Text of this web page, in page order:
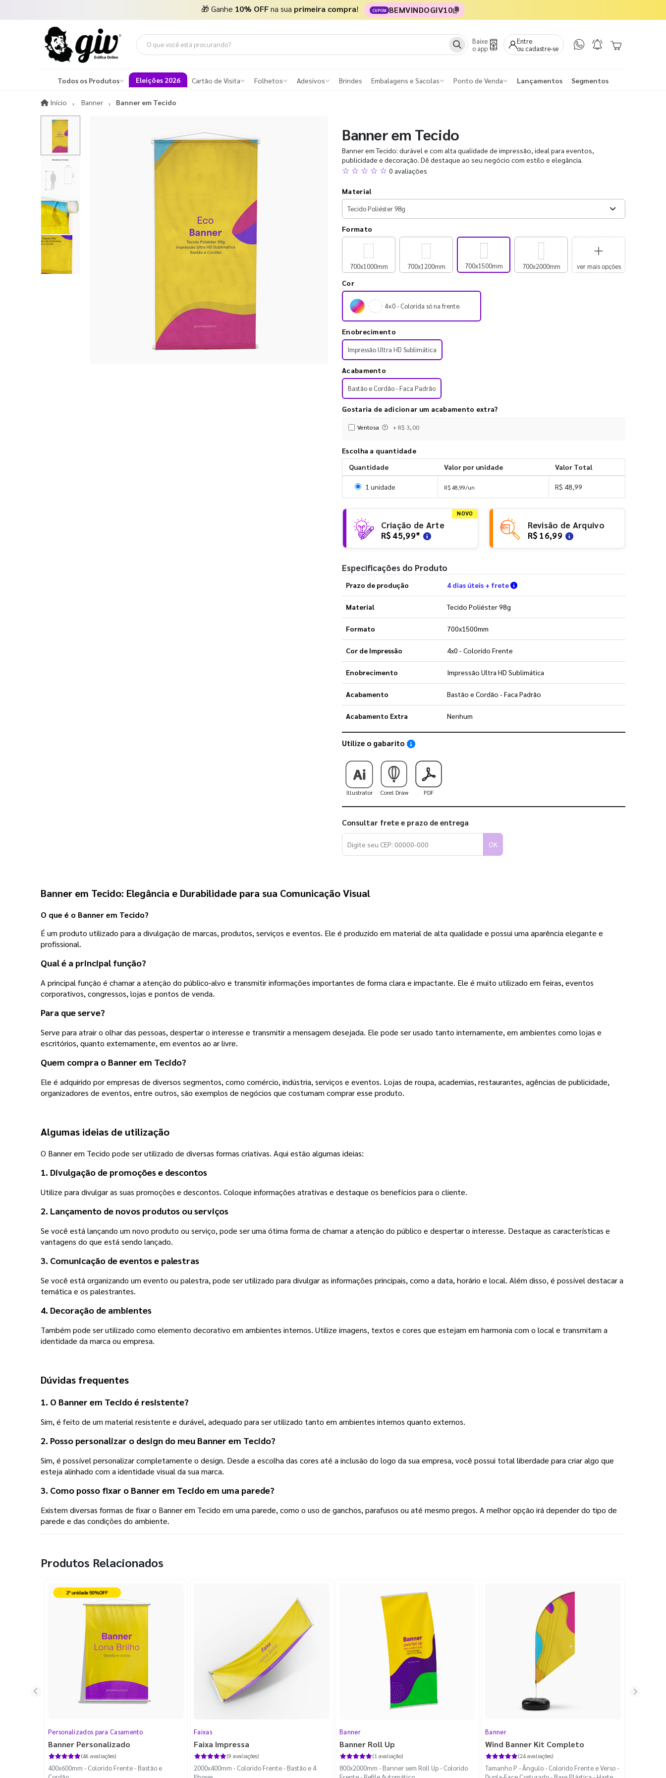
🎁 Ganhe 10% OFFna sua primeira compra! CUPOM BEMVINDOGIV10
Baixe
o app
Entre
ou cadastre-se
Todos os Produtos Eleições 2026 Cartão de Visita Folhetos Adesivos Brindes Embalagens e Sacolas Ponto de Venda Lançamentos Segmentos
Início InícioBanner Banner em Tecido
Banner em Tecido
Banner em Tecido: durável e com alta qualidade de impressão, ideal para eventos,
publicidade e decoração. Dê destaque ao seu negócio com estilo e elegância.
☆ ☆ ☆ ☆ ☆ 0 avaliações
Material
Formato
700x1000mm 700x1200mm 700x1500mm 700x2000mm ver mais opções
Cor
4×0 - Colorida só na frente.
Enobrecimento
Impressão Ultra HD Sublimática
Acabamento
Bastão e Cordão - Faca Padrão
Gostaria de adicionar um acabamento extra?
Ventosa + R$ 3,00
Escolha a quantidade
Quantidade
Valor por unidade Valor Total
Selecionar 1 unidade
1 unidade R$ 48,99/un R$ 48,99
NOVO
Criação de Arte
R$ 45,99*
Revisão de Arquivo
R$ 16,99
Especificações do Produto
Prazo de produção 4 dias úteis + frete Verifique as condições de entrega
Material Tecido Poliéster 98g
Formato 700x1500mm
Cor de Impressão 4x0 - Colorido Frente
Enobrecimento Impressão Ultra HD Sublimática
Acabamento Bastão e Cordão - Faca Padrão
Acabamento Extra Nenhum
Utilize o gabarito Saiba como utilizar os nossos gabaritos
Illustrator Corel Draw PDF
Consultar frete e prazo de entrega
OK
Banner em Tecido: Elegância e Durabilidade para sua Comunicação Visual
O que é o Banner em Tecido?
É um produto utilizado para a divulgação de marcas, produtos, serviços e eventos. Ele é produzido em material de alta qualidade e possui uma aparência elegante e
profissional.
Qual é a principal função?
A principal função é chamar a atenção do público-alvo e transmitir informações importantes de forma clara e impactante. Ele é muito utilizado em feiras, eventos
corporativos, congressos, lojas e pontos de venda.
Para que serve?
Serve para atrair o olhar das pessoas, despertar o interesse e transmitir a mensagem desejada. Ele pode ser usado tanto internamente, em ambientes como lojas e
escritórios, quanto externamente, em eventos ao ar livre.
Quem compra o Banner em Tecido?
Ele é adquirido por empresas de diversos segmentos, como comércio, indústria, serviços e eventos. Lojas de roupa, academias, restaurantes, agências de publicidade,
organizadores de eventos, entre outros, são exemplos de negócios que costumam comprar esse produto.
Algumas ideias de utilização
O Banner em Tecido pode ser utilizado de diversas formas criativas. Aqui estão algumas ideias:
1. Divulgação de promoções e descontos
Utilize para divulgar as suas promoções e descontos. Coloque informações atrativas e destaque os benefícios para o cliente.
2. Lançamento de novos produtos ou serviços
Se você está lançando um novo produto ou serviço, pode ser uma ótima forma de chamar a atenção do público e despertar o interesse. Destaque as características e
vantagens do que está sendo lançado.
3. Comunicação de eventos e palestras
Se você está organizando um evento ou palestra, pode ser utilizado para divulgar as informações principais, como a data, horário e local. Além disso, é possível destacar a
temática e os palestrantes.
4. Decoração de ambientes
Também pode ser utilizado como elemento decorativo em ambientes internos. Utilize imagens, textos e cores que estejam em harmonia com o local e transmitam a
identidade da marca ou empresa.
Dúvidas frequentes
1. O Banner em Tecido é resistente?
Sim, é feito de um material resistente e durável, adequado para ser utilizado tanto em ambientes internos quanto externos.
2. Posso personalizar o design do meu Banner em Tecido?
Sim, é possível personalizar completamente o design. Desde a escolha das cores até a inclusão do logo da sua empresa, você possui total liberdade para criar algo que
esteja alinhado com a identidade visual da sua marca.
3. Como posso fixar o Banner em Tecido em uma parede?
Existem diversas formas de fixar o Banner em Tecido em uma parede, como o uso de ganchos, parafusos ou até mesmo pregos. A melhor opção irá depender do tipo de
parede e das condições do ambiente.
Produtos Relacionados
Personalizados para Casamento
Banner Personalizado
(46 avaliações)
400x600mm - Colorido Frente - Bastão e
Faixas
Faixa Impressa
(9 avaliações)
2000x400mm - Colorido Frente - Bastão e 4
Banner
Banner Roll Up
(1 avaliação)
800x2000mm - Banner sem Roll Up - Colorido
Banner
Wind Banner Kit Completo
(24 avaliações)
Tamanho P - Ângulo - Colorido Frente e Verso -